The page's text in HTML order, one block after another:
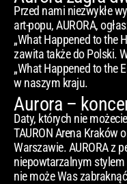
Przed nami niezwykłe
art-popu, AURORA,
„What Happened to the
zawita także do Polski.
„What Happened to the
w naszym kraju.
Aurora –
Daty, których nie
TAURON Arena Kraków
Warszawie. AURORA z
niepowtarzalnym
nie może Was